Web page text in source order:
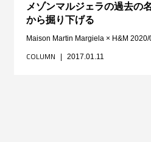
メゾンマルジェラの過去の
から掘り下げる
Maison Martin Margiela × H&M
COLUMN 2017.01.11